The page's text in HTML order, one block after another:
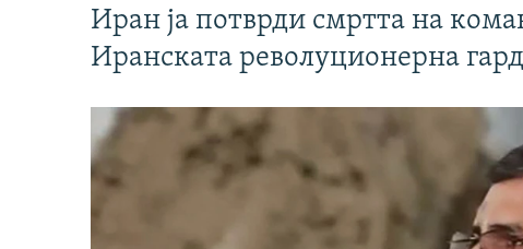
Иран ја потврди смртта на
Иранската револуционерна